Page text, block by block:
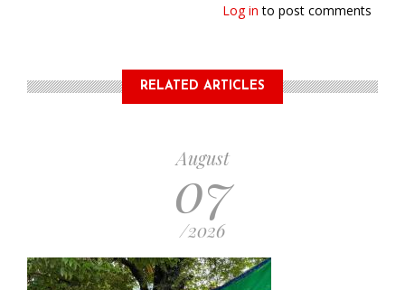
Log in to post comments
RELATED ARTICLES
August
07
/2026